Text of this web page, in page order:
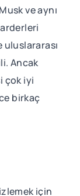
ve aynı
Ancak
çok iyi
birkaç
için